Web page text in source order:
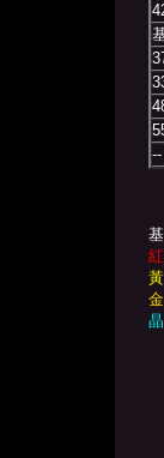
--
紅
黃
金
晶